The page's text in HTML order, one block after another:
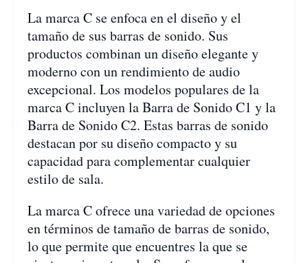
La marca C se enfoca en el diseño y el
tamaño de sus barras de sonido. Sus
productos combinan un diseño elegante y
moderno con un rendimiento de audio
excepcional. Los modelos populares de la
marca C incluyen la Barra de Sonido C1 y la
Barra de Sonido C2. Estas barras de sonido
destacan por su diseño compacto y su
capacidad para complementar cualquier
estilo de sala.
La marca C ofrece una variedad de opciones
en términos de tamaño de barras de sonido,
lo que permite que encuentres la que se